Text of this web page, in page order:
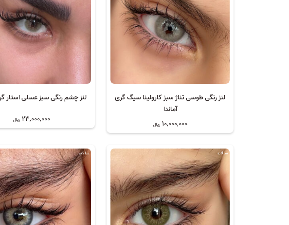
لنز رنگی طوسی تناژ سبز کارولینا سیگ گری
آماندا
10,000,000 ریال
لنز چشم رنگی سبز عسلی استار
23,000,000 ریال
سالانه سالانه